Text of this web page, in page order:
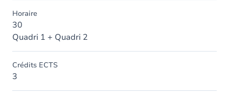
Horaire
30
Quadri 1 + Quadri 2
Crédits ECTS
3